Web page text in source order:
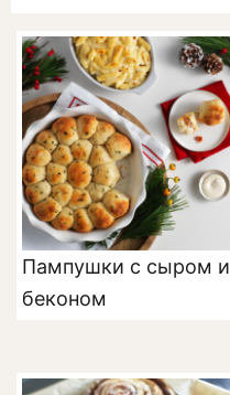
Пампушки с сыром и
беконом